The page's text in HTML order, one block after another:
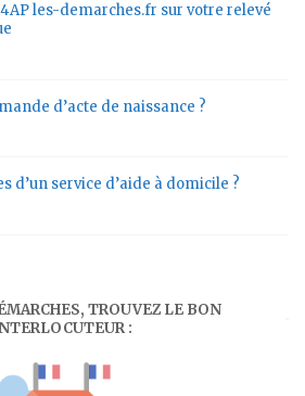
les-demarches.fr sur votre relevé
d’acte de naissance ?
d’un service d’aide à domicile ?
TROUVEZ LE BON
: